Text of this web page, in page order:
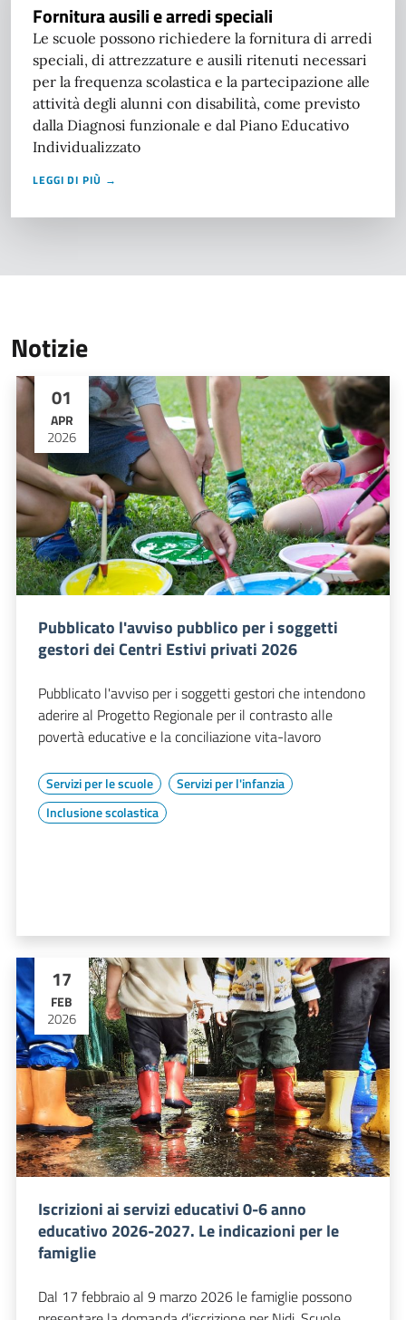
Fornitura ausili e arredi speciali
Le scuole possono richiedere la fornitura di arredi
speciali, di attrezzature e ausili ritenuti necessari
per la frequenza scolastica e la partecipazione alle
attività degli alunni con disabilità, come previsto
dalla Diagnosi funzionale e dal Piano Educativo
Individualizzato
LEGGI DI PIÙ →
Notizie
01
APR
2026
Pubblicato l'avviso pubblico per i soggetti
gestori dei Centri Estivi privati 2026
Pubblicato l'avviso per i soggetti gestori che intendono
aderire al Progetto Regionale per il contrasto alle
povertà educative e la conciliazione vita-lavoro
Servizi per le scuole
Servizi per l'infanzia
Inclusione scolastica
17
FEB
2026
Iscrizioni ai servizi educativi 0-6 anno
educativo 2026-2027. Le indicazioni per le
famiglie
Dal 17 febbraio al 9 marzo 2026 le famiglie possono